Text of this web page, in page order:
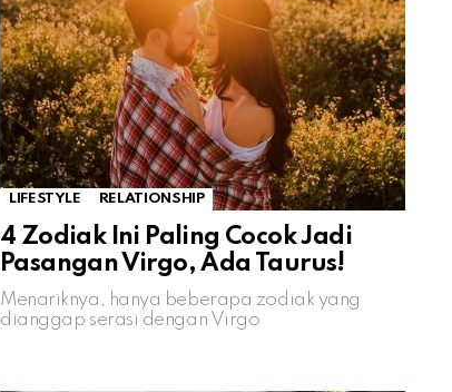
LIFESTYLE RELATIONSHIP
4 Zodiak Ini Paling Cocok Jadi
Pasangan Virgo, Ada Taurus!
Menariknya, hanya beberapa zodiak yang
dianggap serasi dengan Virgo